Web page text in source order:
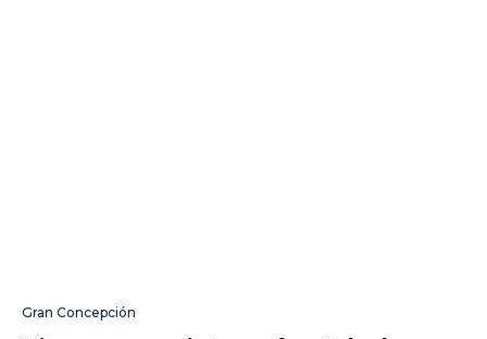
Gran Concepción